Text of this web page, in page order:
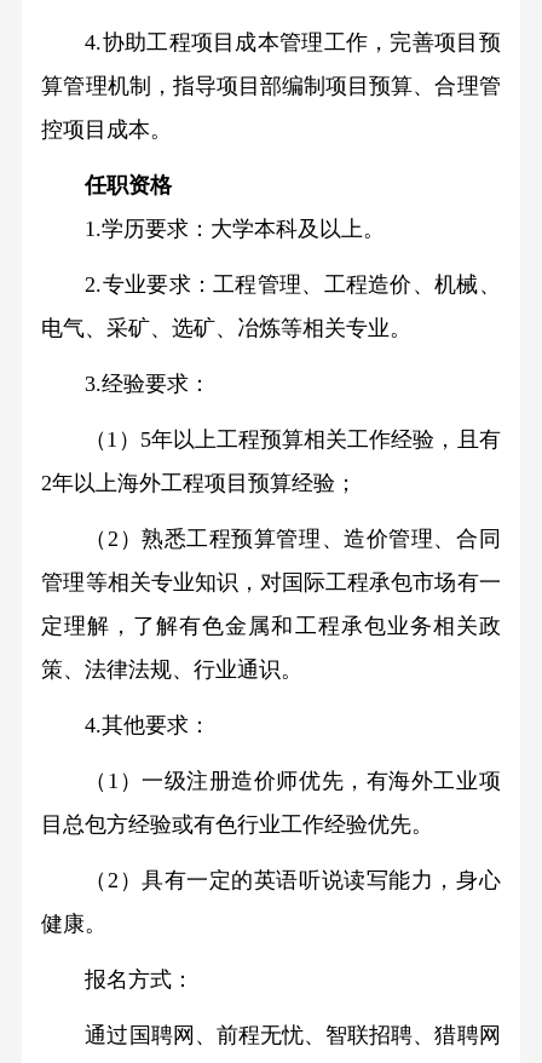
4.协助工程项目成本管理工作，完善项目预
算管理机制，指导项目部编制项目预算、合理管
控项目成本。
任职资格
1.学历要求：大学本科及以上。
2.专业要求：工程管理、工程造价、机械、
电气、采矿、选矿、冶炼等相关专业。
3.经验要求：
（1）5年以上工程预算相关工作经验，且有
2年以上海外工程项目预算经验；
（2）熟悉工程预算管理、造价管理、合同
管理等相关专业知识，对国际工程承包市场有一
定理解，了解有色金属和工程承包业务相关政
策、法律法规、行业通识。
4.其他要求：
（1）一级注册造价师优先，有海外工业项
目总包方经验或有色行业工作经验优先。
（2）具有一定的英语听说读写能力，身心
健康。
报名方式：
通过国聘网、前程无忧、智联招聘、猎聘网